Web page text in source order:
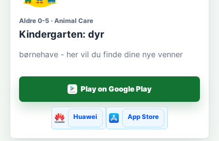
Aldre 0-5 · Animal Care
Kindergarten: dyr
børnehave - her vil du finde dine nye venner
Play on Google Play
Huawei App Store